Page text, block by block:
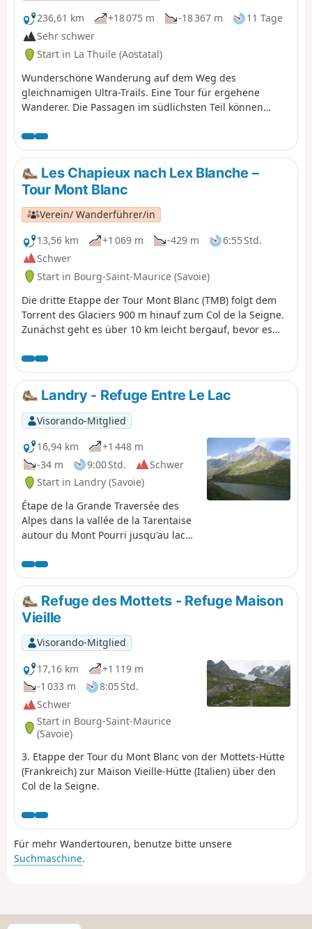
236,61 km
+18 075 m -18 367 m
11 Tage
Sehr schwer
Start in La Thuile (Aostatal)
Wunderschöne Wanderung auf dem Weg des
gleichnamigen Ultra-Trails. Eine Tour für ergehene
Wanderer. Die Passagen im südlichsten Teil können
schwierig sein. Die Wege sind sehr gut markiert, sodass
es entlang der Wanderung keine wirklichen Probleme
gibt. Die Wanderung kann in beide Richtungen
unternommen werden. In dieser Richtung liegt der
wildeste Abschnitt am Anfang. Dies ist auch der
technisch anspruchsvollste Teil.
Les Chapieux nach Lex Blanche –
Tour Mont Blanc
Verein/ Wanderführer/in
13,56 km
+1 069 m -429 m
6:55 Std.
Schwer
Start in Bourg-Saint-Maurice (Savoie)
Die dritte Etappe der Tour Mont Blanc (TMB) folgt dem
Torrent des Glaciers 900 m hinauf zum Col de la Seigne.
Zunächst geht es über 10 km leicht bergauf, bevor es
TMB ist ein klassischer Fernwanderweg, der um den
Mont Blanc herumführt, von Frankreich nach Italien und
durch die Schweiz verläuft, bevor er wieder nach
Frankreich zurückkehrt.
Landry - Refuge Entre Le Lac
Visorando-Mitglied
16,94 km
+1 448 m
-34 m
9:00 Std.
Schwer
Start in Landry (Savoie)
Étape de la Grande Traversée des
Alpes dans la vallée de la Tarentaise
autour du Mont Pourri jusqu'au lac
Entre Le Lac.
Refuge des Mottets - Refuge Maison
Vieille
Visorando-Mitglied
17,16 km
+1 119 m
-1 033 m
8:05 Std.
Schwer
Start in Bourg-Saint-Maurice
(Savoie)
3. Etappe der Tour du Mont Blanc von der Mottets-Hütte
(Frankreich) zur Maison Vieille-Hütte (Italien) über den
Col de la Seigne.
Für mehr Wandertouren, benutze bitte unsere
Suchmaschine.